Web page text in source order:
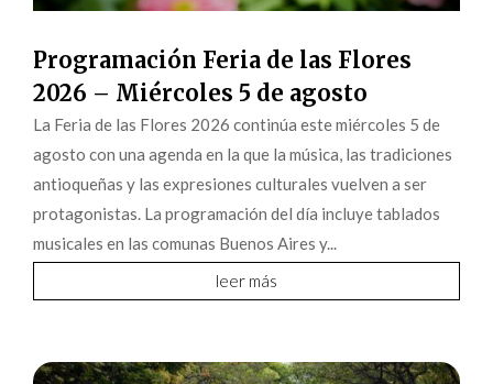
Programación Feria de las Flores
2026 – Miércoles 5 de agosto
La Feria de las Flores 2026 continúa este miércoles 5 de
agosto con una agenda en la que la música, las tradiciones
antioqueñas y las expresiones culturales vuelven a ser
protagonistas. La programación del día incluye tablados
musicales en las comunas Buenos Aires y...
leer más